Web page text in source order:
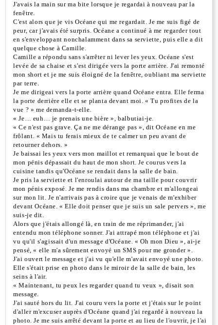
J'avais la main sur ma bite lorsque je regardai à nouveau par la
fenêtre.
C'est alors que je vis Océane qui me regardait. Je me suis figé de
peur, car j'avais été surpris. Océane a continué à me regarder tout
en s'enveloppant nonchalamment dans sa serviette, puis elle a dit
quelque chose à Camille.
Camille a répondu sans s'arrêter ni lever les yeux. Océane s'est
levée de sa chaise et s'est dirigée vers la porte arrière. J'ai remonté
mon short et je me suis éloigné de la fenêtre, oubliant ma serviette
par terre.
Je me dirigeai vers la porte arrière quand Océane entra. Elle ferma
la porte derrière elle et se planta devant moi. « Tu profites de la
vue ? » me demanda-t-elle.
« Je… euh… je prenais une bière », balbutiai-je.
« Ce n'est pas grave. Ça ne me dérange pas », dit Océane en me
frôlant. « Mais tu ferais mieux de te calmer un peu avant de
retourner dehors. »
Je baissai les yeux vers mon maillot et remarquai que le bout de
mon pénis dépassait du haut de mon short. Je courus vers la
cuisine tandis qu'Océane se rendait dans la salle de bain.
Je pris la serviette et l'enroulai autour de ma taille pour couvrir
mon pénis exposé. Je me rendis dans ma chambre et m'allongeai
sur mon lit. Je n'arrivais pas à croire que je venais de m'exhiber
devant Océane. « Elle doit penser que je suis un sale pervers », me
suis-je dit.
Alors que j'étais allongé là, en train de me réprimander, j'ai
entendu mon téléphone sonner. J'ai attrapé mon téléphone et j'ai
vu qu'il s'agissait d'un message d'Océane. « Oh mon Dieu », ai-je
pensé, « elle m'a sûrement envoyé un SMS pour me gronder ».
J'ai ouvert le message et j'ai vu qu'elle m'avait envoyé une photo.
Elle s'était prise en photo dans le miroir de la salle de bain, les
seins à l'air.
« Maintenant, tu peux les regarder quand tu veux », disait son
message.
J'ai sauté hors du lit. J'ai couru vers la porte et j'étais sur le point
d'aller m'excuser auprès d'Océane quand j'ai regardé à nouveau la
photo. Je me suis arrêté devant la porte et au lieu de l'ouvrir, je l'ai